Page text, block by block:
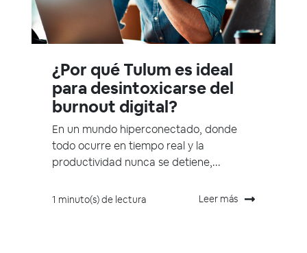
¿Por qué Tulum es ideal
para desintoxicarse del
burnout digital?
En un mundo hiperconectado, donde
todo ocurre en tiempo real y la
productividad nunca se detiene,...
1 minuto(s) de lectura Leer más